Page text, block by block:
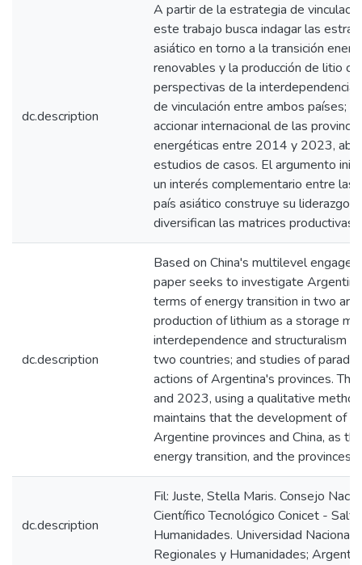
dc.description
A partir de la estrategia de
este trabajo busca indagar las
asiático en torno a la transición
renovables y la producción de litio
perspectivas de la
de vinculación entre ambos países;
accionar internacional de las
energéticas entre 2014 y 2023,
estudios de casos. El argumento
un interés complementario entre las
país asiático construye su liderazgo
diversifican las matrices productivas
dc.description
Based on China's multilevel
paper seeks to investigate
terms of energy transition in two
production of lithium as a storage
interdependence and structuralism
two countries; and studies of
actions of Argentina's provinces.
and 2023, using a qualitative
maintains that the development of
Argentine provinces and China, as
energy transition, and the provinces
dc.description
Fil: Juste, Stella Maris. Consejo
Científico Tecnológico Conicet -
Humanidades. Universidad Nacional
Regionales y Humanidades;